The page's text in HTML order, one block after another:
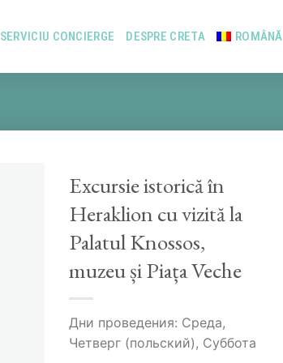
SERVICIU CONCIERGE DESPRE CRETA ROMÂNĂ
Excursie istorică în
Heraklion cu vizită la
Palatul Knossos,
muzeu și Piața Veche
Дни проведения: Среда,
Четверг (польский), Суббота